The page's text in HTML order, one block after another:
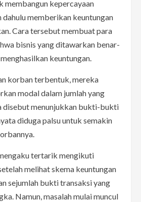
membangun kepercayaan
memberikan keuntungan
Cara tersebut membuat para
bisnis yang ditawarkan benar-
keuntungan.
korban terbentuk, mereka
modal dalam jumlah yang
disebut menunjukkan bukti-bukti
diduga palsu untuk semakin
tertarik mengikuti
melihat skema keuntungan
sejumlah bukti transaksi yang
Namun, masalah mulai muncul